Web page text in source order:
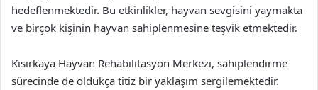
hedeflenmektedir. Bu etkinlikler, hayvan sevgisini yaymakta
ve birçok kişinin hayvan sahiplenmesine teşvik etmektedir.
Kısırkaya Hayvan Rehabilitasyon Merkezi, sahiplendirme
sürecinde de oldukça titiz bir yaklaşım sergilemektedir.